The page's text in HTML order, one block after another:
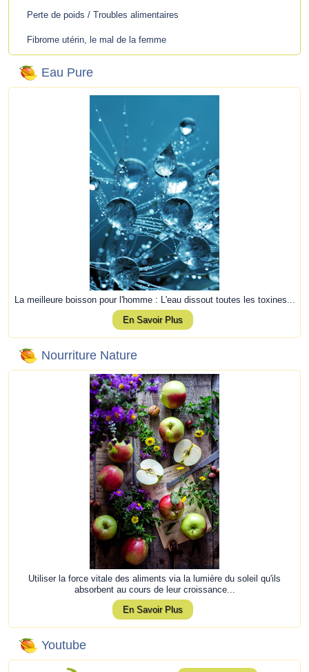
Perte de poids / Troubles alimentaires
Fibrome utérin, le mal de la femme
Eau Pure
La meilleure boisson pour l'homme : L'eau dissout toutes les toxines...
En Savoir Plus
Nourriture Nature
Utiliser la force vitale des aliments via la lumière du soleil qu'ils
absorbent au cours de leur croissance...
En Savoir Plus
Youtube